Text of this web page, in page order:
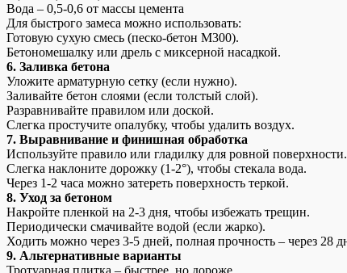
Вода – 0,5-0,6 от массы цемента
Для быстрого замеса можно использовать:
Готовую сухую смесь (песко-бетон М300).
Бетономешалку или дрель с миксерной насадкой.
6. Заливка бетона
Уложите арматурную сетку (если нужно).
Заливайте бетон слоями (если толстый слой).
Разравнивайте правилом или доской.
Слегка простучите опалубку, чтобы удалить воздух.
7. Выравнивание и финишная обработка
Используйте правило или гладилку для ровной поверхности.
Слегка наклоните дорожку (1-2°), чтобы стекала вода.
Через 1-2 часа можно затереть поверхность теркой.
8. Уход за бетоном
Накройте пленкой на 2-3 дня, чтобы избежать трещин.
Периодически смачивайте водой (если жарко).
Ходить можно через 3-5 дней, полная прочность – через 28
9. Альтернативные варианты
Тротуарная плитка – быстрее, но дороже.